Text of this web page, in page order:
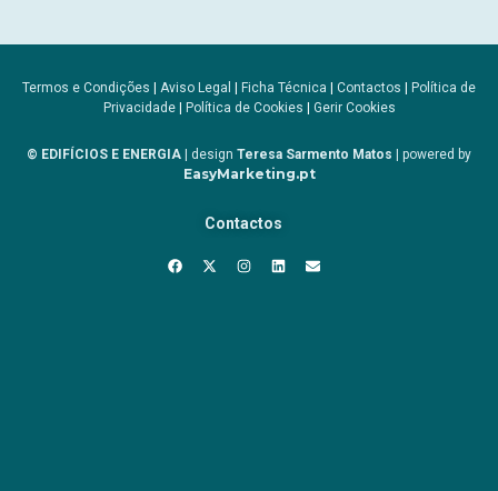
Termos e Condições | Aviso Legal | Ficha Técnica | Contactos | Política de
Privacidade| Política de Cookies | Gerir Cookies
© EDIFÍCIOS E ENERGIA | design Teresa Sarmento Matos | powered by
EasyMarketing.pt
Contactos